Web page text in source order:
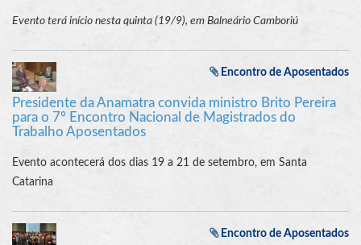
Evento terá início nesta quinta (19/9), em Balneário Camboriú
Encontro de Aposentados
Presidente da Anamatra convida ministro Brito Pereira
para o 7º Encontro Nacional de Magistrados do
Trabalho Aposentados
Evento acontecerá dos dias 19 a 21 de setembro, em Santa
Catarina
Encontro de Aposentados